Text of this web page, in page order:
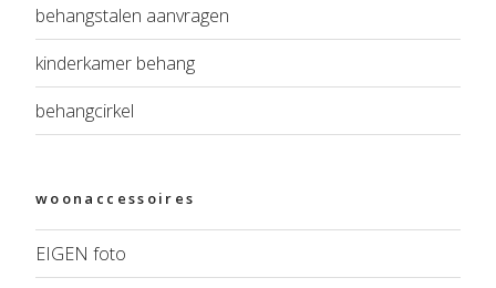
behangstalen aanvragen
kinderkamer behang
behangcirkel
woonaccessoires
EIGEN foto